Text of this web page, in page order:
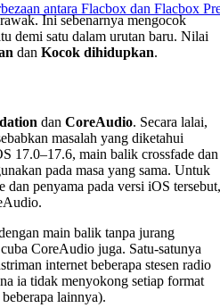
antara Flacbox dan Flacbox
Ini sebenarnya mengocok
demi satu dalam urutan baru. Nilai
dan Kocok dihidupkan.
dan CoreAudio. Secara lalai,
masalah yang diketahui
17.0–17.6, main balik crossfade dan
pada masa yang sama. Untuk
dan penyama pada versi iOS tersebut,
main balik tanpa jurang
CoreAudio juga. Satu-satunya
internet beberapa stesen radio
ia tidak menyokong setiap format
lainnya).